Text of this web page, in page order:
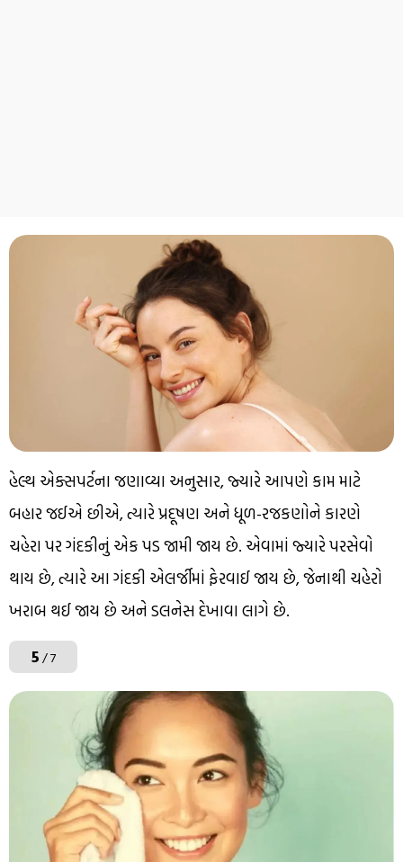
હેલ્થ એક્સપર્ટના જણાવ્યા અનુસાર, જ્યારે આપણે કામ માટે
બહાર જઈએ છીએ, ત્યારે પ્રદૂષણ અને ધૂળ-રજકણોને કારણે
ચહેરા પર ગંદકીનું એક પડ જામી જાય છે. એવામાં જ્યારે પરસેવો
થાય છે, ત્યારે આ ગંદકી એલર્જીમાં ફેરવાઈ જાય છે, જેનાથી ચહેરો
ખરાબ થઈ જાય છે અને ડલનેસ દેખાવા લાગે છે.
5/ 7